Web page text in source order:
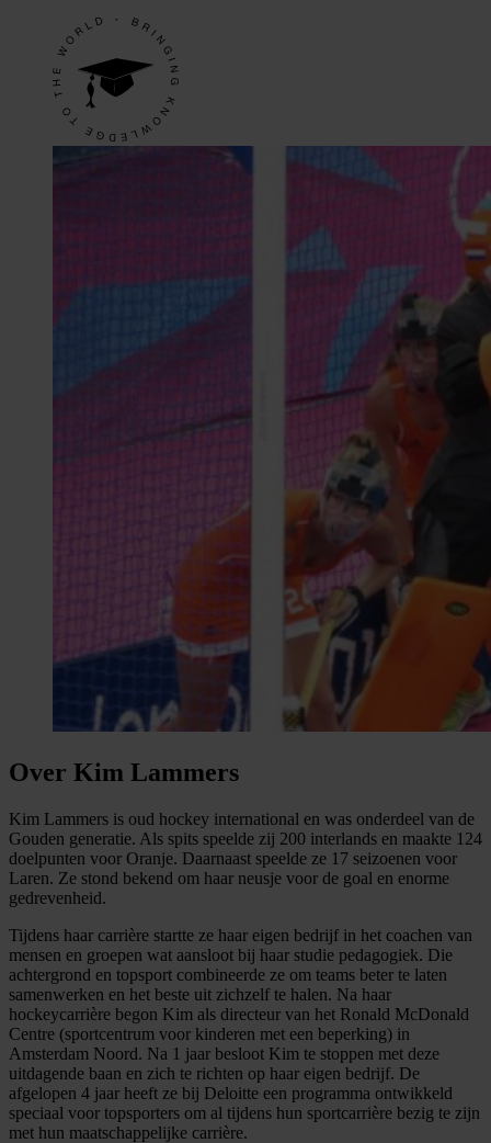
Over Kim Lammers
Kim Lammers is oud hockey international en was onderdeel van de
Gouden generatie. Als spits speelde zij 200 interlands en maakte 124
doelpunten voor Oranje. Daarnaast speelde ze 17 seizoenen voor
Laren. Ze stond bekend om haar neusje voor de goal en enorme
gedrevenheid.
Tijdens haar carrière startte ze haar eigen bedrijf in het coachen van
mensen en groepen wat aansloot bij haar studie pedagogiek. Die
achtergrond en topsport combineerde ze om teams beter te laten
samenwerken en het beste uit zichzelf te halen. Na haar
hockeycarrière begon Kim als directeur van het Ronald McDonald
Centre (sportcentrum voor kinderen met een beperking) in
Amsterdam Noord. Na 1 jaar besloot Kim te stoppen met deze
uitdagende baan en zich te richten op haar eigen bedrijf. De
afgelopen 4 jaar heeft ze bij Deloitte een programma ontwikkeld
speciaal voor topsporters om al tijdens hun sportcarrière bezig te zijn
met hun maatschappelijke carrière.